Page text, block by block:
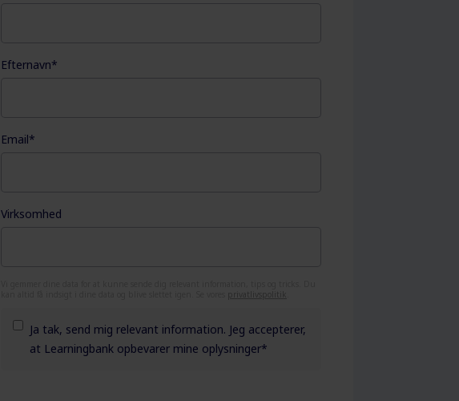
Efternavn*
Email*
Virksomhed
privatlivspolitik
Ja tak, send mig relevant information. Jeg accepterer,
at Learningbank opbevarer mine oplysninger*